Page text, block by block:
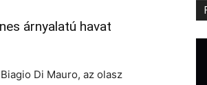
árnyalatú havat
Di Mauro, az olasz